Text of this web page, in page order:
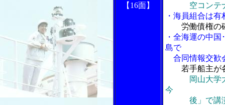
【16面】
空コンテナ
・海員組合は
労働債権の
・全海運の中
島で
合同情報交歓
若手船主が
岡山大学
今
後」で講